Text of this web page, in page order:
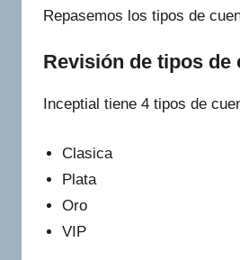
Repasemos los tipos de
Revisión de tipos de
Inceptial tiene 4 tipos de
Clasica
Plata
Oro
VIP